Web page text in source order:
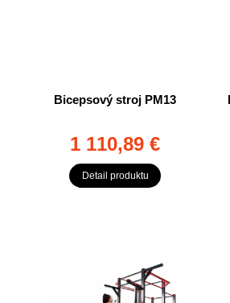
Bicepsový stroj PM13
1 110,89 €
Detail produktu